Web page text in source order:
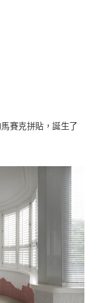
賽克拼貼，誕生了